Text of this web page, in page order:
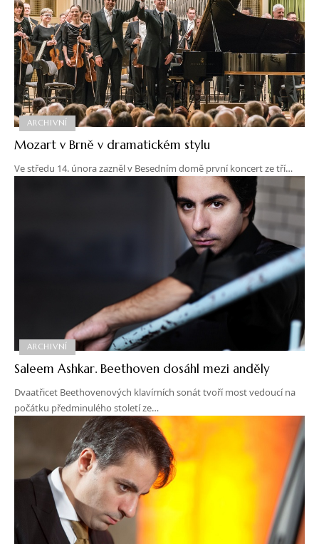
ARCHIVNÍ
Mozart v Brně v dramatickém stylu
Ve středu 14. února zazněl v Besedním domě první koncert ze tří…
ARCHIVNÍ
Saleem Ashkar. Beethoven dosáhl mezi anděly
Dvaatřicet Beethovenových klavírních sonát tvoří most vedoucí na
počátku předminulého století ze…